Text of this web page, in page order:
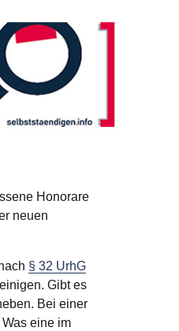
Honorare
neuen
§ 32 UrhG
Gibt es
Bei einer
eine im